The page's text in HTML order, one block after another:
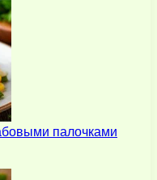
палочками